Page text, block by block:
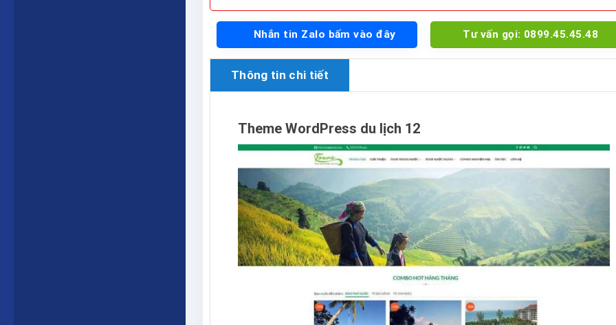
Nhắn tin Zalo bấm vào đây Tư vấn gọi: 0899.45.45.48
Thông tin chi tiết
Theme WordPress du lịch 12